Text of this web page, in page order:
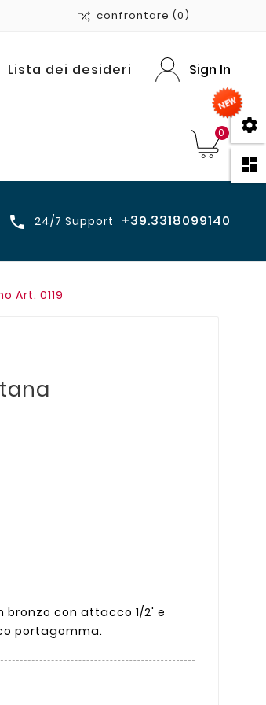


confrontare (0)
Lista dei desideri Sign In
0
 24/7 Support +39.3318099140
Art. 0119
bronzo con attacco 1/2' e
portagomma.